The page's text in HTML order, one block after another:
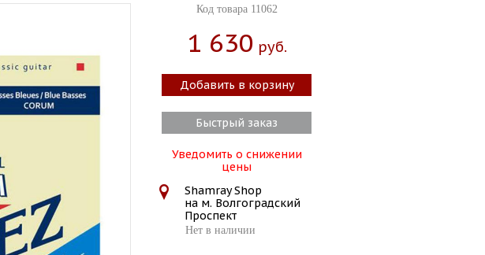
Код товара 11062
1 630 Руб.
Добавить в корзину
Быстрый заказ
Уведомить о снижении
цены
Shamray Shop
на м. Волгоградский
Проспект
Нет в наличии